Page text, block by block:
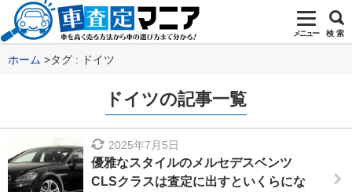
メニュー 検 索
ホーム タグ : ドイツ
ドイツの記事一覧
2025年7月5日
優雅なスタイルのメルセデスベンツ
CLSクラスは査定に出すといくらにな